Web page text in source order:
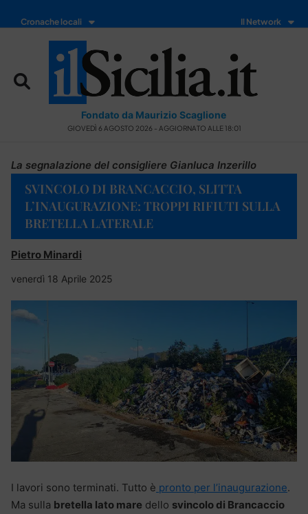
Cronache locali Il Network
Fondato da Maurizio Scaglione
GIOVEDÌ 6 AGOSTO 2026 - AGGIORNATO ALLE 18:01
La segnalazione del consigliere Gianluca Inzerillo
SVINCOLO DI BRANCACCIO, SLITTA
L’INAUGURAZIONE: TROPPI RIFIUTI SULLA
BRETELLA LATERALE
Pietro Minardi
venerdì 18 Aprile 2025
I lavori sono terminati. Tutto è pronto per l’inaugurazione.
Ma sulla bretella lato mare dello svincolo di Brancaccio